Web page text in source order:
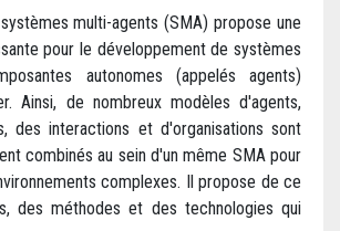
multi-agents (SMA) propose une
pour le développement de systèmes
autonomes (appelés agents)
Ainsi, de nombreux modèles d'agents,
des interactions et d'organisations sont
combinés au sein d'un même SMA pour
complexes. Il propose de ce
des méthodes et des technologies qui